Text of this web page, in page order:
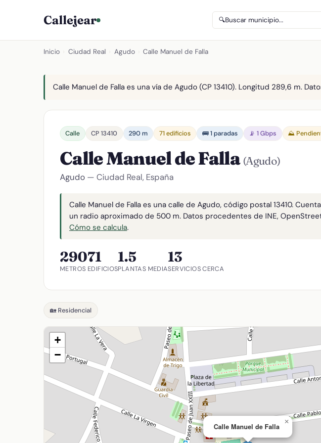
Callejear 🔍Buscar municipio...
Inicio Ciudad Real Agudo Calle Manuel de Falla
Calle Manuel de Falla es una vía de Agudo (CP 13410). Longitud 289,6 m.
Calle CP 13410 290 m 71 edificios 🚌 1 paradas 📡 1 Gbps ⛰️
Calle Manuel de Falla (Agudo)
Agudo — Ciudad Real, España
Calle Manuel de Falla es una calle de Agudo, código postal 13410.
un radio aproximado de 500 m. Datos procedentes de INE,
Cómo se calcula.
290
METROS
71
EDIFICIOS
1.5
PLANTAS MEDIA
13
SERVICIOS CERCA
🏡 Residencial
Calle Manuel de Falla
×
+
−